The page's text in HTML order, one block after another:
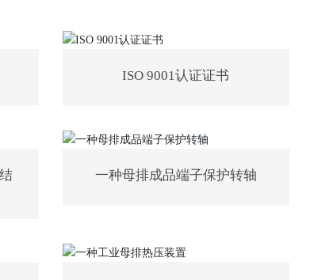
ISO 9001认证证书
一种母排成品端子保护转轴